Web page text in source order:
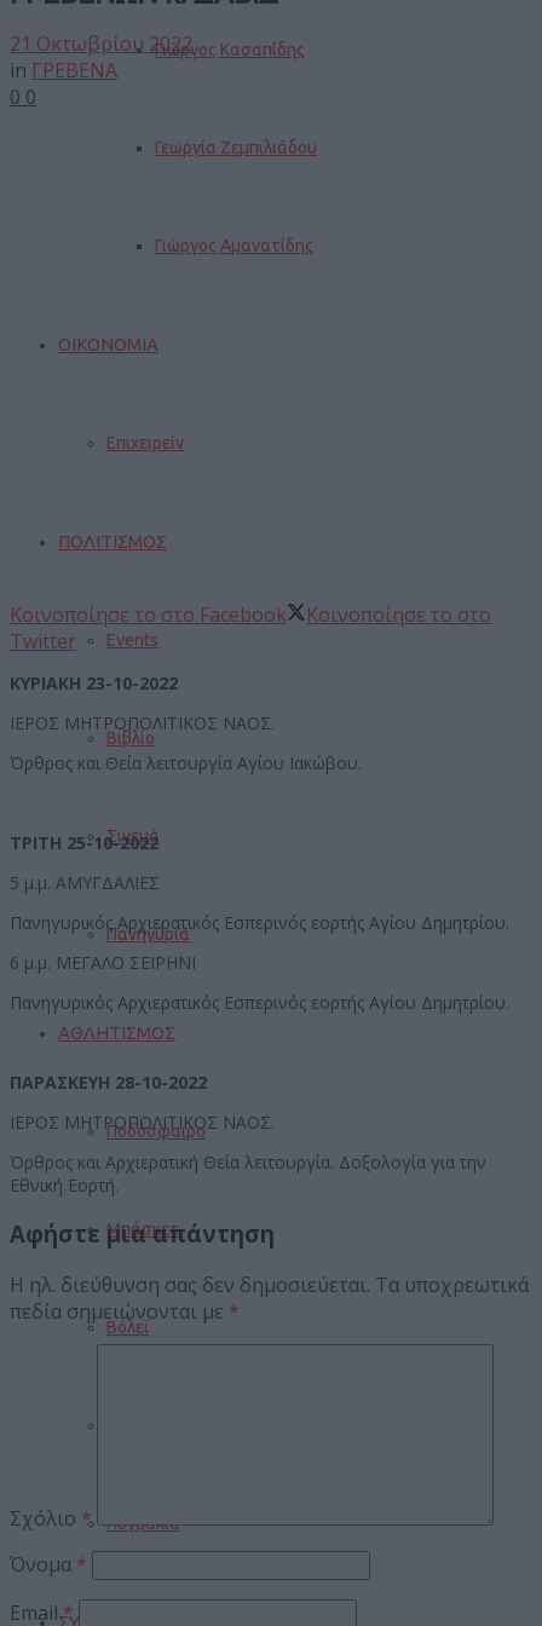
Γιώργος Κασαπίδης
Γεωργία Ζεμπιλιάδου
Γιώργος Αμανατίδης
ΟΙΚΟΝΟΜΙΑ
Επιχειρείν
ΠΟΛΙΤΙΣΜΟΣ
Events
Βιβλίο
Σινεμά
Πανηγύρια
ΑΘΛΗΤΙΣΜΟΣ
Ποδόσφαιρο
Μπάσκετ
Βόλεϊ
Πυγμαχία
ΣΥΝΕΝΤΕΥΞΕΙΣ
21 Οκτωβρίου 2022
in ΓΡΕΒΕΝΑ
0 0
Κοινοποίησε το στο Facebook
Κοινοποίησε το στο
Twitter
ΚΥΡΙΑΚΗ 23-10-2022
ΙΕΡΟΣ ΜΗΤΡΟΠΟΛΙΤΙΚΟΣ ΝΑΟΣ.
Όρθρος και Θεία λειτουργία Αγίου Ιακώβου.
ΤΡΙΤΗ 25-10-2022
5 μ.μ. ΑΜΥΓΔΑΛΙΕΣ
Πανηγυρικός Αρχιερατικός Εσπερινός εορτής Αγίου Δημητρίου.
6 μ.μ. ΜΕΓΑΛΟ ΣΕΙΡΗΝΙ
Πανηγυρικός Αρχιερατικός Εσπερινός εορτής Αγίου Δημητρίου.
ΠΑΡΑΣΚΕΥΗ 28-10-2022
ΙΕΡΟΣ ΜΗΤΡΟΠΟΛΙΤΙΚΟΣ ΝΑΟΣ.
Όρθρος και Αρχιερατική Θεία λειτουργία. Δοξολογία για την
Εθνική Εορτή.
Αφήστε μια απάντηση
Η ηλ. διεύθυνση σας δεν δημοσιεύεται. Τα υποχρεωτικά
πεδία σημειώνονται με *
Σχόλιο *
Όνομα *
Email*